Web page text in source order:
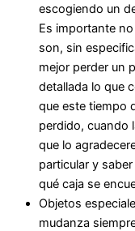
escogiendo un
Es importante
son, sin
mejor perder un
detallada lo que
que este tiempo
perdido, cuando
que lo
particular y
qué caja se
Objetos
mudanza